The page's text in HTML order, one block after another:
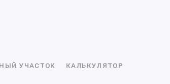
УЧАСТОК КАЛЬКУЛЯТОР